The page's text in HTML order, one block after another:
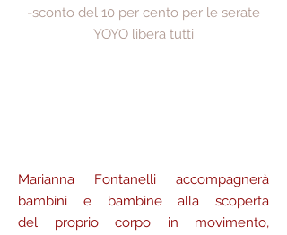
-sconto del 10 per cento per le serate
YOYO libera tutti
Marianna Fontanelli accompagnerà
bambini e bambine alla scoperta
del proprio corpo in movimento,